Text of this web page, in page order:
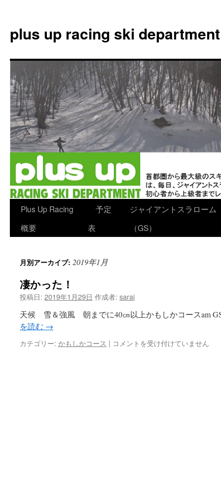
plus up racing ski department
ン
ン
ツ
へ
ス
Plus Up Racing
概要
予定
表
ジャイアントスラローム
（GS）
月別アーカイブ: 2019年1月
凄かった！
投稿日: 2019年1月29日 作成者: sarai
天候 雪＆強風 朝までに40㎝以上かもしかコースam
を読む →
カテゴリー: かもしかコース | 凄
コメントを受け付けていません